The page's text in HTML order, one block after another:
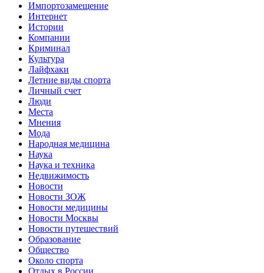
Импортозамещение
Интернет
Истории
Компании
Криминал
Культура
Лайфхаки
Летние виды спорта
Личный счет
Люди
Места
Мнения
Мода
Народная медицина
Наука
Наука и техника
Недвижимость
Новости
Новости ЗОЖ
Новости медицины
Новости Москвы
Новости путешествий
Образование
Общество
Около спорта
Отдых в России